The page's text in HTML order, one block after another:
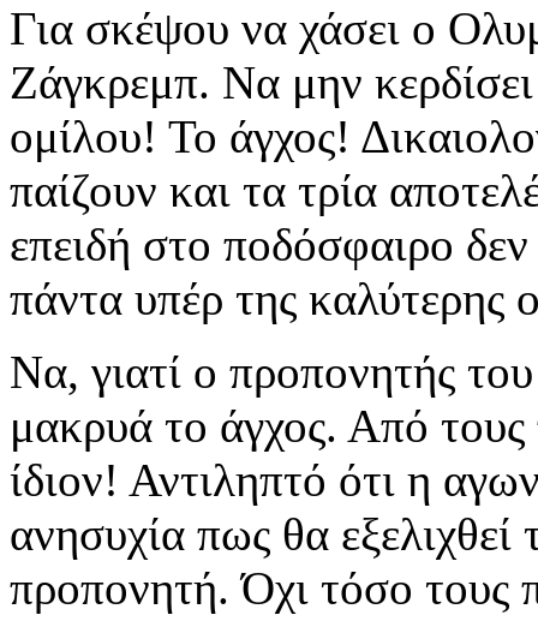
Για σκέψου να χάσει ο
Ζάγκρεμπ. Να μην
ομίλου! Το άγχος!
παίζουν και τα τρία
επειδή στο ποδόσφαιρο δεν
πάντα υπέρ της καλύτερης
Να, γιατί ο προπονητής
μακρυά το άγχος. Από τους
ίδιον! Αντιληπτό ότι η
ανησυχία πως θα εξελιχθεί
προπονητή. Όχι τόσο τους